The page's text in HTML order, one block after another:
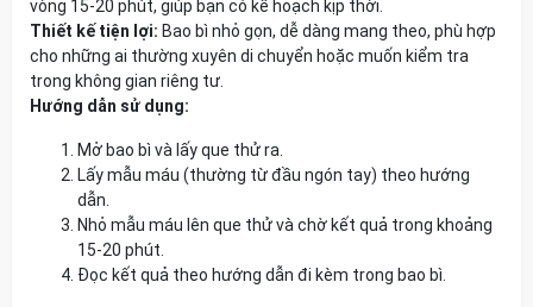
vòng 15-20 phút, giúp bạn có kế hoạch kịp thời.
Thiết kế tiện lợi: Bao bì nhỏ gọn, dễ dàng mang theo, phù hợp
cho những ai thường xuyên di chuyển hoặc muốn kiểm tra
trong không gian riêng tư.
Hướng dẫn sử dụng:
Mở bao bì và lấy que thử ra.
Lấy mẫu máu (thường từ đầu ngón tay) theo hướng
dẫn.
Nhỏ mẫu máu lên que thử và chờ kết quả trong khoảng
15-20 phút.
Đọc kết quả theo hướng dẫn đi kèm trong bao bì.